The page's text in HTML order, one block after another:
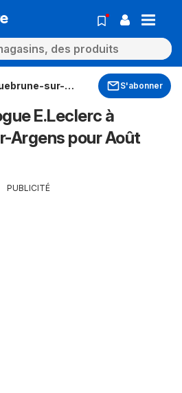
sur-
S'abonner
E.Leclerc à
Argens pour Août
PUBLICITÉ